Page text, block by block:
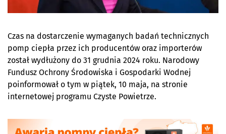
Czas na dostarczenie wymaganych badań technicznych
pomp ciepła przez ich producentów oraz importerów
został wydłużony do 31 grudnia 2024 roku. Narodowy
Fundusz Ochrony Środowiska i Gospodarki Wodnej
poinformował o tym w piątek, 10 maja, na stronie
internetowej programu Czyste Powietrze.